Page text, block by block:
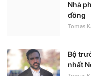
Nhà
đồng
Tomas
Bộ
nhất